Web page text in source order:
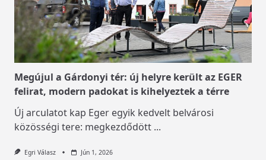
Megújul a Gárdonyi tér: új helyre került az EGER
felirat, modern padokat is kihelyeztek a térre
Új arculatot kap Eger egyik kedvelt belvárosi
közösségi tere: megkezdődött ...
Egri Válasz Jún 1, 2026